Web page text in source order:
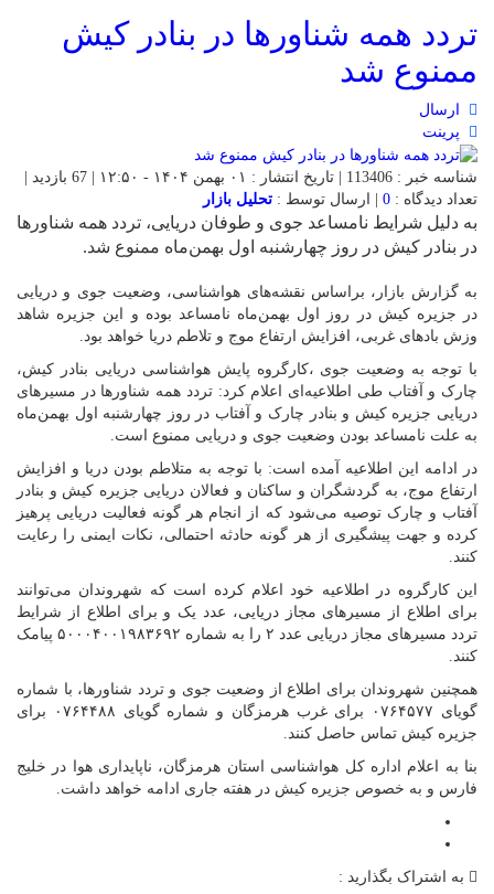
تردد همه شناورها در بنادر کیش
ممنوع شد
ارسال
پرینت
شناسه خبر : 113406 | تاریخ انتشار : ۰۱ بهمن ۱۴۰۴ - ۱۲:۵۰ | 67 بازدید |
تعداد دیدگاه : 0 | ارسال توسط : تحلیل بازار
به دلیل شرایط نامساعد جوی و طوفان دریایی، تردد همه شناورها
در بنادر کیش در روز چهارشنبه اول بهمن‌ماه ممنوع شد.
به گزارش بازار، براساس نقشه‌های هواشناسی، وضعیت جوی و دریایی
در جزیره کیش در روز اول بهمن‌ماه نامساعد بوده و این جزیره شاهد
وزش بادهای غربی، افزایش ارتفاع موج و تلاطم دریا خواهد بود.
با توجه به وضعیت جوی ،کارگروه پایش هواشناسی دریایی بنادر کیش،
چارک و آفتاب طی اطلاعیه‌ای اعلام کرد: تردد همه شناورها در مسیرهای
دریایی جزیره کیش و بنادر چارک و آفتاب در روز چهارشنبه اول بهمن‌ماه
به علت نامساعد بودن وضعیت جوی و دریایی ممنوع است.
در ادامه این اطلاعیه آمده است: با توجه به متلاطم بودن دریا و افزایش
ارتفاع موج، به گردشگران و ساکنان و فعالان دریایی جزیره کیش و بنادر
آفتاب و چارک توصیه می‌شود که از انجام هر گونه فعالیت دریایی پرهیز
کرده و جهت پیشگیری از هر گونه حادثه احتمالی، نکات ایمنی را رعایت
کنند.
این کارگروه در اطلاعیه خود اعلام کرده است که شهروندان می‌توانند
برای اطلاع از مسیرهای مجاز دریایی، عدد یک و برای اطلاع از شرایط
تردد مسیرهای مجاز دریایی عدد ۲ را به شماره ۵۰۰۰۴۰۰۱۹۸۳۶۹۲ پیامک
کنند.
همچنین شهروندان برای اطلاع از وضعیت جوی و تردد شناورها، با شماره
گویای ۰۷۶۴۵۷۷ برای غرب هرمزگان و شماره گویای ۰۷۶۴۴۸۸ برای
جزیره کیش تماس حاصل کنند.
بنا به اعلام اداره کل هواشناسی استان هرمزگان، ناپایداری هوا در خلیج
فارس و به خصوص جزیره کیش در هفته جاری ادامه خواهد داشت.
به اشتراک بگذارید :